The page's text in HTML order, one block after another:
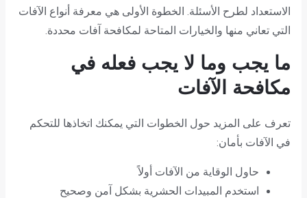
الاستعداد لطرح الأسئلة. الخطوة الأولى هي معرفة أنواع الآفات
التي تعاني منها والخيارات المتاحة لمكافحة آفات محددة.
ما يجب وما لا يجب فعله في
مكافحة
الآفات
تعرف على المزيد حول الخطوات التي يمكنك اتخاذها للتحكم
في الآفات بأمان:
حاول الوقاية من الآفات أولاً
استخدم المبيدات الحشرية بشكل آمن وصحيح